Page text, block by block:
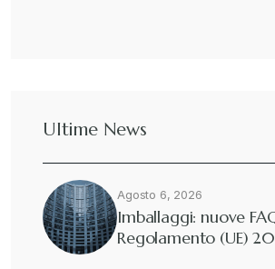
Ultime News
Agosto 6, 2026
Imballaggi: nuove
Regolamento (UE)